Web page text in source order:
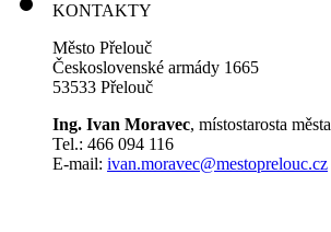
KONTAKTY
Město Přelouč
Československé armády 1665
53533 Přelouč
Ing. Ivan Moravec, místostarosta města
Tel.: 466 094 116
E-mail: ivan.moravec@mestoprelouc.cz